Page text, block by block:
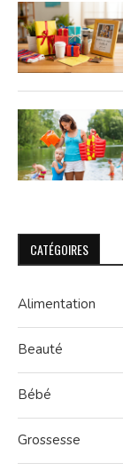
CATÉGOIRES
Alimentation
Beauté
Bébé
Grossesse